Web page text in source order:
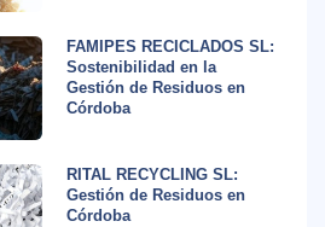
FAMIPES RECICLADOS SL:
Sostenibilidad en la
Gestión de Residuos en
Córdoba
RITAL RECYCLING SL:
Gestión de Residuos en
Córdoba